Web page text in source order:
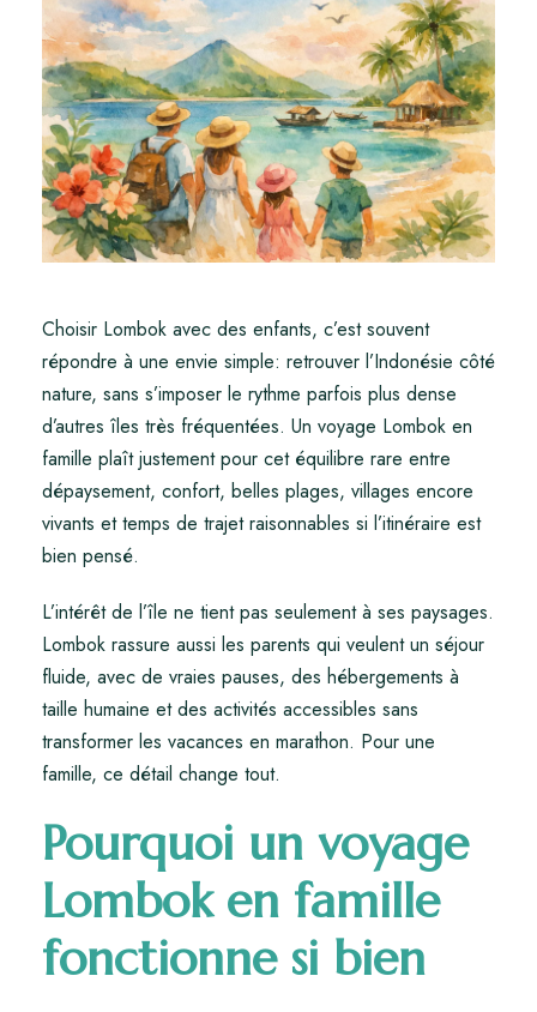
Choisir Lombok avec des enfants, c’est souvent
répondre à une envie simple: retrouver l’Indonésie côté
nature, sans s’imposer le rythme parfois plus dense
d’autres îles très fréquentées. Un voyage Lombok en
famille plaît justement pour cet équilibre rare entre
dépaysement, confort, belles plages, villages encore
vivants et temps de trajet raisonnables si l’itinéraire est
bien pensé.
L’intérêt de l’île ne tient pas seulement à ses paysages.
Lombok rassure aussi les parents qui veulent un séjour
fluide, avec de vraies pauses, des hébergements à
taille humaine et des activités accessibles sans
transformer les vacances en marathon. Pour une
famille, ce détail change tout.
Pourquoi un voyage
Lombok en famille
fonctionne si bien